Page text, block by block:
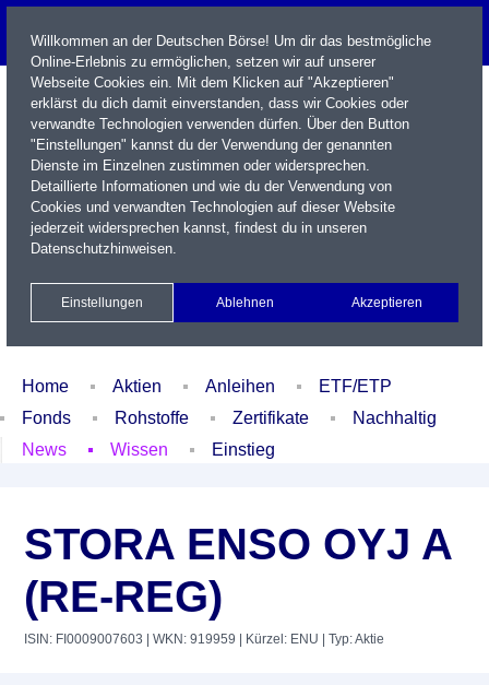
Name / WKN / ISIN / Kürzel
Xetra Realtime
Watchlist Portfolio Login
Home Aktien Anleihen
ETF/ETP
Fonds
Rohstoffe Zertifikate
Nachhaltig
News
Wissen Einstieg
STORA ENSO OYJ A
(RE-REG)
ISIN: FI0009007603 | WKN: 919959 | Kürzel: ENU | Typ: Aktie
Willkommen an der Deutschen Börse! Um dir das bestmögliche
Online-Erlebnis zu ermöglichen, setzen wir auf unserer
Webseite Cookies ein. Mit dem Klicken auf "Akzeptieren"
erklärst du dich damit einverstanden, dass wir Cookies oder
verwandte Technologien verwenden dürfen. Über den Button
"Einstellungen" kannst du der Verwendung der genannten
Dienste im Einzelnen zustimmen oder widersprechen.
Detaillierte Informationen und wie du der Verwendung von
Cookies und verwandten Technologien auf dieser Website
jederzeit widersprechen kannst, findest du in unseren
Datenschutzhinweisen.
Einstellungen Ablehnen Akzeptieren